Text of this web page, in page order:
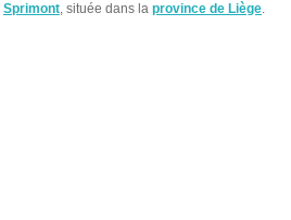
Sprimont, située dans la province de Liège.